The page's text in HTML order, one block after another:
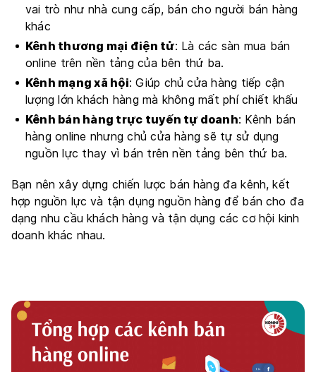
vai trò như nhà cung cấp, bán cho người bán hàng
khác
Kênh thương mại điện tử: Là các sàn mua bán
online trên nền tảng của bên thứ ba.
Kênh mạng xã hội: Giúp chủ cửa hàng tiếp cận
lượng lớn khách hàng mà không mất phí chiết khấu
Kênh bán hàng trực tuyến tự doanh: Kênh bán
hàng online nhưng chủ cửa hàng sẽ tự sử dụng
nguồn lực thay vì bán trên nền tảng bên thứ ba.
Bạn nên xây dựng chiến lược bán hàng đa kênh, kết
hợp nguồn lực và tận dụng nguồn hàng để bán cho đa
dạng nhu cầu khách hàng và tận dụng các cơ hội kinh
doanh khác nhau.